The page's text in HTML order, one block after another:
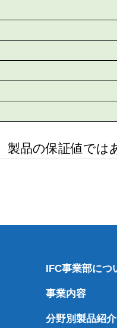
品の保証値では
IFC事業部につ
事業内容
分野別製品紹介